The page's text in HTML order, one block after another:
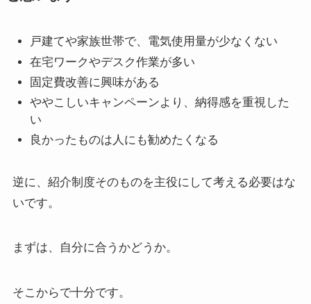
戸建てや家族世帯で、電気使用量が少なくない
在宅ワークやデスク作業が多い
固定費改善に興味がある
ややこしいキャンペーンより、納得感を重視した
い
良かったものは人にも勧めたくなる
逆に、紹介制度そのものを主役にして考える必要はな
いです。
まずは、自分に合うかどうか。
そこからで十分です。